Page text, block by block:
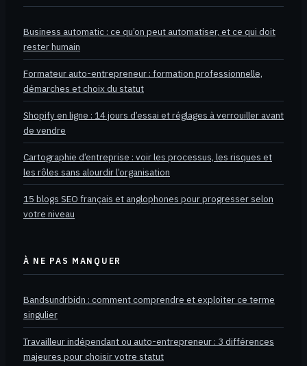
Business automatic : ce qu’on peut automatiser, et ce qui doit
rester humain
Formateur auto-entrepreneur : formation professionnelle,
démarches et choix du statut
Shopify en ligne : 14 jours d’essai et réglages à verrouiller avant
de vendre
Cartographie d’entreprise : voir les processus, les risques et
les rôles sans alourdir l’organisation
15 blogs SEO français et anglophones pour progresser selon
votre niveau
À NE PAS MANQUER
Bandsundrbidn : comment comprendre et exploiter ce terme
singulier
Travailleur indépendant ou auto-entrepreneur : 3 différences
majeures pour choisir votre statut